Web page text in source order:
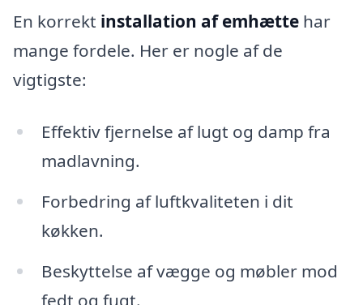
En korrekt installation af emhætte har
mange fordele. Her er nogle af de
vigtigste:
Effektiv fjernelse af lugt og damp fra
madlavning.
Forbedring af luftkvaliteten i dit
køkken.
Beskyttelse af vægge og møbler mod
fedt og fugt.